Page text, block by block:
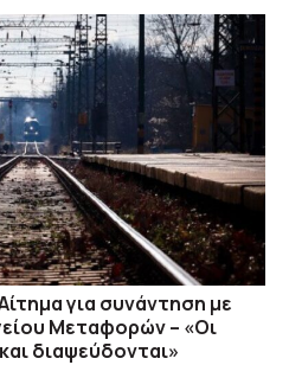
για συνάντηση με
Μεταφορών – «Οι
διαψεύδονται»